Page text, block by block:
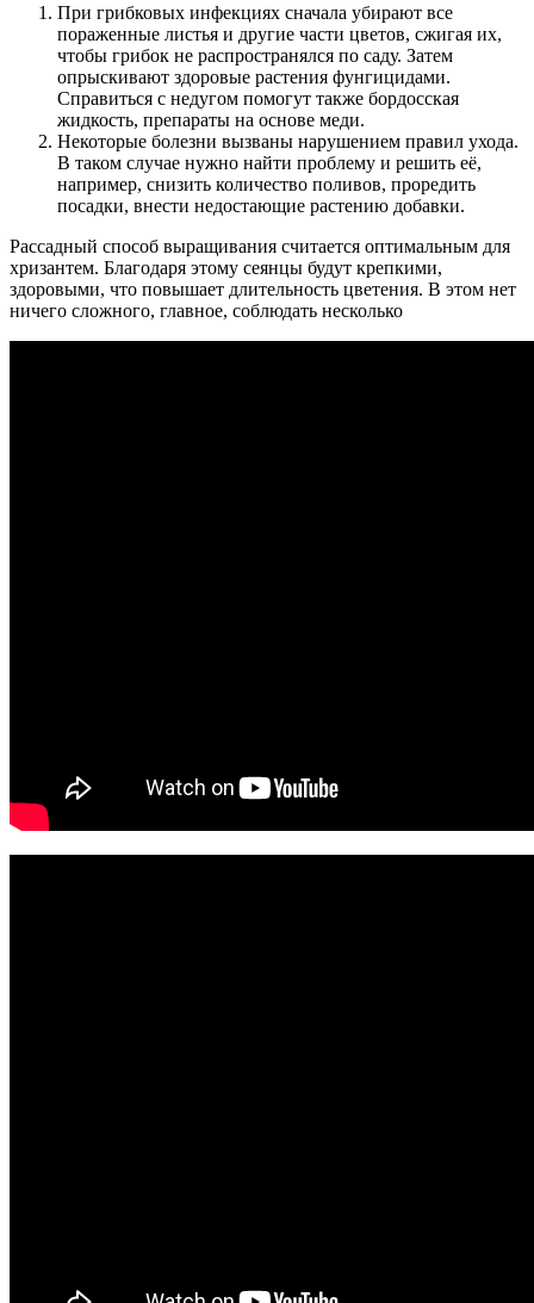
При грибковых инфекциях сначала убирают все
пораженные листья и другие части цветов, сжигая их,
чтобы грибок не распространялся по саду. Затем
опрыскивают здоровые растения фунгицидами.
Справиться с недугом помогут также бордосская
жидкость, препараты на основе меди.
Некоторые болезни вызваны нарушением правил ухода.
В таком случае нужно найти проблему и решить её,
например, снизить количество поливов, проредить
посадки, внести недостающие растению добавки.
Рассадный способ выращивания считается оптимальным для
хризантем. Благодаря этому сеянцы будут крепкими,
здоровыми, что повышает длительность цветения. В этом нет
ничего сложного, главное, соблюдать несколько